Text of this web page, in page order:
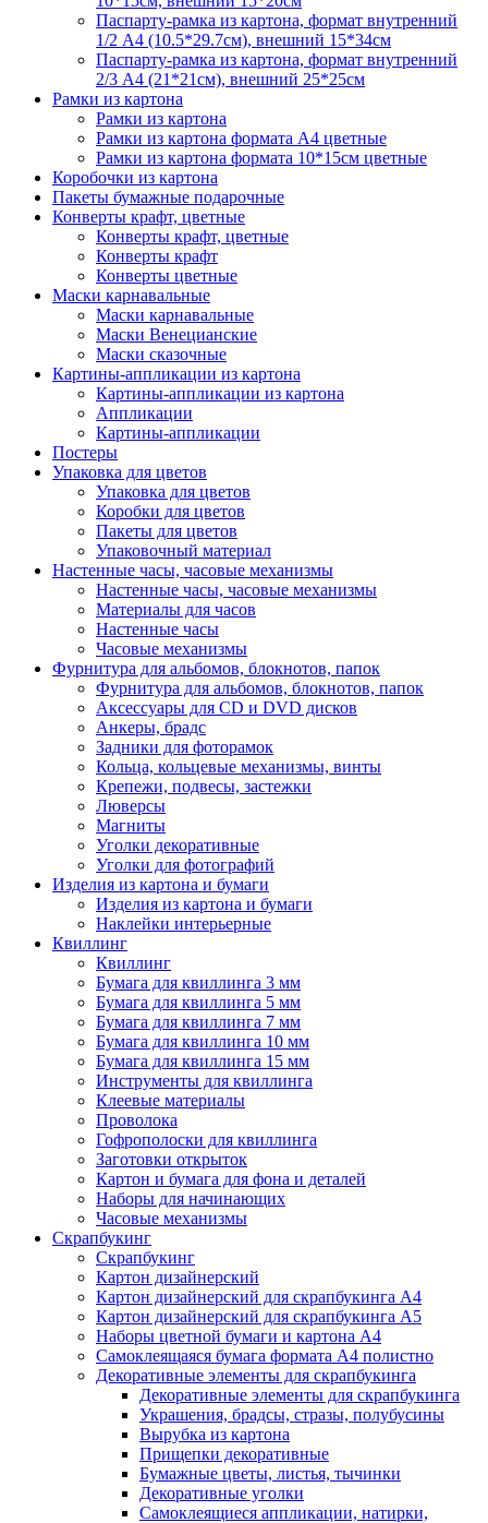
Паспарту-рамка из картона, формат внутренний
1/2 А4 (10.5*29.7см), внешний 15*34см
Паспарту-рамка из картона, формат внутренний
2/3 А4 (21*21см), внешний 25*25см
Рамки из картона
Рамки из картона
Рамки из картона формата А4 цветные
Рамки из картона формата 10*15см цветные
Коробочки из картона
Пакеты бумажные подарочные
Конверты крафт, цветные
Конверты крафт, цветные
Конверты крафт
Конверты цветные
Маски карнавальные
Маски карнавальные
Маски Венецианские
Маски сказочные
Картины-аппликации из картона
Картины-аппликации из картона
Аппликации
Картины-аппликации
Постеры
Упаковка для цветов
Упаковка для цветов
Коробки для цветов
Пакеты для цветов
Упаковочный материал
Настенные часы, часовые механизмы
Настенные часы, часовые механизмы
Материалы для часов
Настенные часы
Часовые механизмы
Фурнитура для альбомов, блокнотов, папок
Фурнитура для альбомов, блокнотов, папок
Аксессуары для CD и DVD дисков
Анкеры, брадс
Задники для фоторамок
Кольца, кольцевые механизмы, винты
Крепежи, подвесы, застежки
Люверсы
Магниты
Уголки декоративные
Уголки для фотографий
Изделия из картона и бумаги
Изделия из картона и бумаги
Наклейки интерьерные
Квиллинг
Квиллинг
Бумага для квиллинга 3 мм
Бумага для квиллинга 5 мм
Бумага для квиллинга 7 мм
Бумага для квиллинга 10 мм
Бумага для квиллинга 15 мм
Инструменты для квиллинга
Клеевые материалы
Проволока
Гофрополоски для квиллинга
Заготовки открыток
Картон и бумага для фона и деталей
Наборы для начинающих
Часовые механизмы
Скрапбукинг
Скрапбукинг
Картон дизайнерский
Картон дизайнерский для скрапбукинга А4
Картон дизайнерский для скрапбукинга А5
Наборы цветной бумаги и картона А4
Самоклеящаяся бумага формата А4 полистно
Декоративные элементы для скрапбукинга
Декоративные элементы для скрапбукинга
Украшения, брадсы, стразы, полубусины
Вырубка из картона
Прищепки декоративные
Бумажные цветы, листья, тычинки
Декоративные уголки
Самоклеящиеся аппликации, натирки,